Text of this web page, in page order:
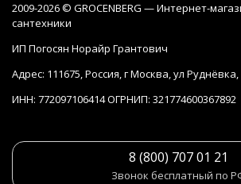
2009-2026 © GROCENBERG — Интернет-
сантехники
ИП Погосян Норайр Грантович
Адрес: 111675, Россия, г Москва, ул Руднёвка,
ИНН: 772097106414 ОГРНИП: 321774600367892
8 (800) 707 01 21
Звонок бесплатный по